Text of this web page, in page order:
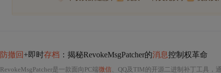
防撤回 +即时存档 ：揭秘RevokeMsgPatcher的消息控制权革命
RevokeMsgPatcher是一款面向PC端微信、QQ及TIM的开源二进制补丁工具，通过内